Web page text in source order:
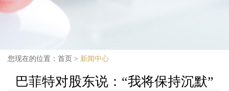
您现在的位置： 首页 > 新闻中心
巴菲特对股东说：“我将保持沉默”